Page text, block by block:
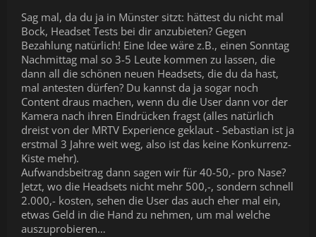
Sag mal, da du ja in Münster sitzt: hättest du nicht mal
Bock, Headset Tests bei dir anzubieten? Gegen
Bezahlung natürlich! Eine Idee wäre z.B., einen Sonntag
Nachmittag mal so 3-5 Leute kommen zu lassen, die
dann all die schönen neuen Headsets, die du da hast,
mal antesten dürfen? Du kannst da ja sogar noch
Content draus machen, wenn du die User dann vor der
Kamera nach ihren Eindrücken fragst (alles natürlich
dreist von der MRTV Experience geklaut - Sebastian ist ja
erstmal 3 Jahre weit weg, also ist das keine Konkurrenz-
Kiste mehr).
Aufwandsbeitrag dann sagen wir für 40-50,- pro Nase?
Jetzt, wo die Headsets nicht mehr 500,-, sondern schnell
2.000,- kosten, sehen die User das auch eher mal ein,
etwas Geld in die Hand zu nehmen, um mal welche
auszuprobieren…